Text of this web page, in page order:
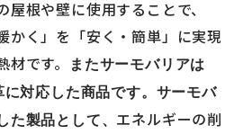
根や壁に使用することで、
かく」を「安く・簡単」に実現
です。
またサーモバリアは
対応した商品です。サーモバ
た製品として、 エネルギーの削